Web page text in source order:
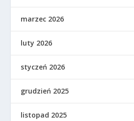
marzec 2026
luty 2026
styczeń 2026
grudzień 2025
listopad 2025